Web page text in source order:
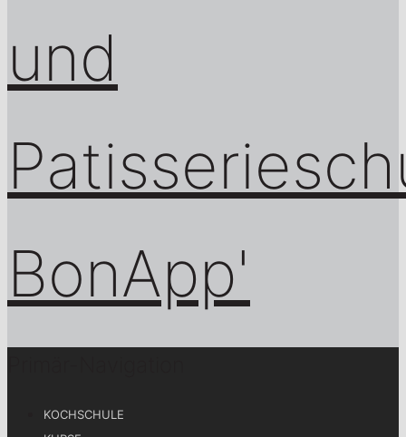
KOCHSCHULE